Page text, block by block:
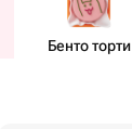
Бенто торти